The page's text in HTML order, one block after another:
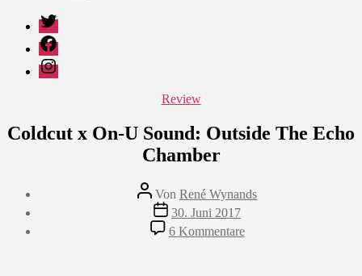
Twitter
Facebook
Instagram
Kategorien
Review
Coldcut x On-U Sound: Outside The Echo
Chamber
Beitragsautor
Von René Wynands
Veröffentlichungsdatum
30. Juni 2017
6 Kommentarezu
Coldcut